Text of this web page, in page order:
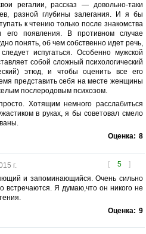
регалии, рассказ — довольно-таки
разной глубины залегания. И я бы
к чтению только после знакомства
его появления. В противном случае
понять, об чем собственно идет речь,
испугаться. Особенно мужской
собой сложный психологический
этюд, и чтобы оценить все его
представить себя на месте женщины
послеродовым психозом.
Хотящим немного расслабиться
в руках, я бы советовал смело
Оценка: 8
[ 5 ]
г.
и запоминающийся. Очень сильно
встречаются. Я думаю,что он никого не
Оценка: 9